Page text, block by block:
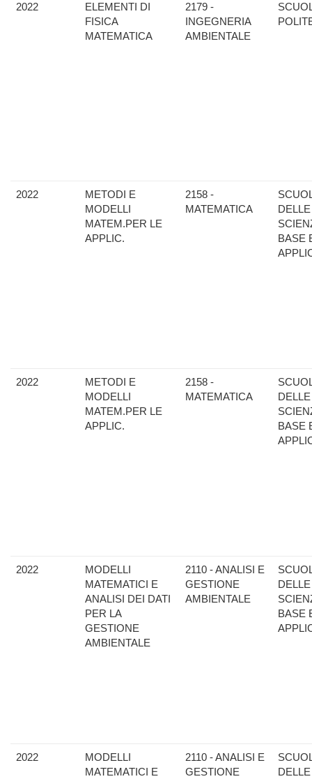
2022
ELEMENTI DI
FISICA
MATEMATICA
2179 -
INGEGNERIA
AMBIENTALE
2022
METODI E
MODELLI
MATEM.PER LE
APPLIC.
2158 -
MATEMATICA
DELLE
BASE
2022
METODI E
MODELLI
MATEM.PER LE
APPLIC.
2158 -
MATEMATICA
DELLE
BASE
2022
MODELLI
MATEMATICI E
ANALISI DEI DATI
PER LA
GESTIONE
AMBIENTALE
2110 - ANALISI E
GESTIONE
AMBIENTALE
DELLE
BASE
2022
MODELLI
MATEMATICI E
2110 - ANALISI E
GESTIONE
DELLE